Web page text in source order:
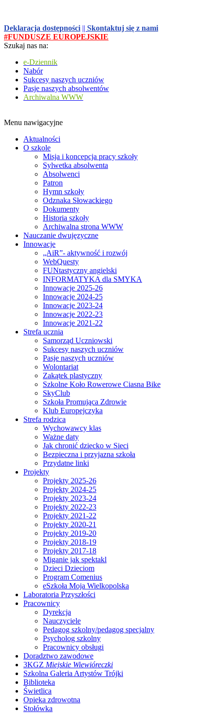
Deklaracja dostępności || Skontaktuj się z nami
#FUNDUSZE EUROPEJSKIE
Szukaj nas na:
e-Dziennik
Nabór
Sukcesy naszych uczniów
Pasje naszych absolwentów
Archiwalna WWW
Menu nawigacyjne
Aktualności
O szkole
Misja i koncepcja pracy szkoły
Sylwetka absolwenta
Absolwenci
Patron
Hymn szkoły
Odznaka Słowackiego
Dokumenty
Historia szkoły
Archiwalna strona WWW
Nauczanie dwujęzyczne
Innowacje
„AiR”- aktywność i rozwój
WebQuesty
FUNtastyczny angielski
INFORMATYKA dla SMYKA
Innowacje 2025-26
Innowacje 2024-25
Innowacje 2023-24
Innowacje 2022-23
Innowacje 2021-22
Strefa ucznia
Samorząd Uczniowski
Sukcesy naszych uczniów
Pasje naszych uczniów
Wolontariat
Zakątek plastyczny
Szkolne Koło Rowerowe Ciasna Bike
SkyClub
Szkoła Promująca Zdrowie
Klub Europejczyka
Strefa rodzica
Wychowawcy klas
Ważne daty
Jak chronić dziecko w Sieci
Bezpieczna i przyjazna szkoła
Przydatne linki
Projekty
Projekty 2025-26
Projekty 2024-25
Projekty 2023-24
Projekty 2022-23
Projekty 2021-22
Projekty 2020-21
Projekty 2019-20
Projekty 2018-19
Projekty 2017-18
Miganie jak spektakl
Dzieci Dzieciom
Program Comenius
eSzkoła Moja Wielkopolska
Laboratoria Przyszłości
Pracownicy
Dyrekcja
Nauczyciele
Pedagog szkolny/pedagog specjalny
Psycholog szkolny
Pracownicy obsługi
Doradztwo zawodowe
3KGZ Miejskie Wiewióreczki
Szkolna Galeria Artystów Trójki
Biblioteka
Świetlica
Opieka zdrowotna
Stołówka